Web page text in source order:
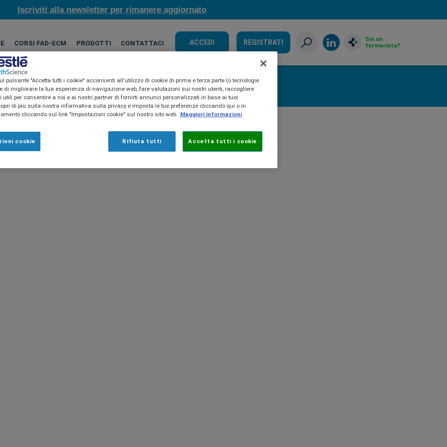
Iscriviti alla newsletter per rimanere aggiornato
CORSI FAD-ECM PRODOTTI CONTATTACI ACCEDI REGISTRATI
Sei un
farmacista?
pulsante "Accetta tutti i cookie" acconsenti all'utilizzo di cookie di prima e terza parte (o tecnologie
di migliorare la tua esperienza di navigazione web, fare valutazioni sui nostri utenti, raccogliere
utili per consentire a noi e ai nostri partner di fornirti annunci personalizzati in base ai tuoi
di più sulla nostra informativa sulla privacy e imposta le tue preferenze cliccando qui o in
cliccando sul link "Impostazioni cookie" sul nostro sito web.
Maggiori informazioni
Rifiuta tutti Accetta tutti i cookie
cookie